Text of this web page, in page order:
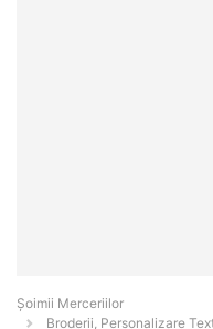
Șoimii Merceriilor
Broderii, Personalizare